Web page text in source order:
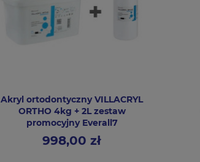
Akryl ortodontyczny VILLACRYL
ORTHO 4kg + 2L zestaw
promocyjny Everall7
Cena
998,00 zł